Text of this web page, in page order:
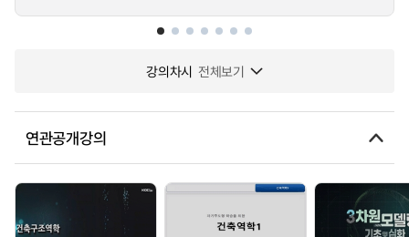
강의차시 전체보기
연관공개강의